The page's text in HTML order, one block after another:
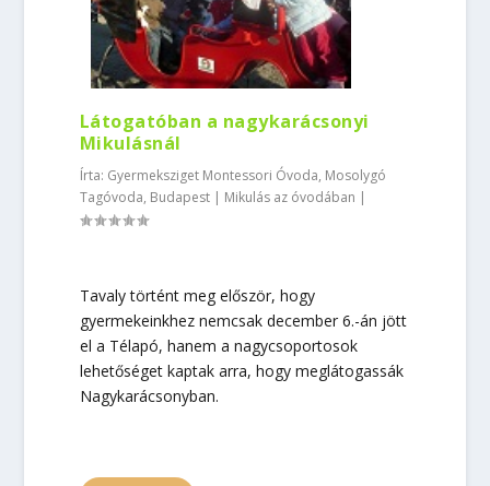
Látogatóban a nagykarácsonyi
Mikulásnál
Írta: Gyermeksziget Montessori Óvoda, Mosolygó
Tagóvoda, Budapest| Mikulás az óvodában |
Tavaly történt meg először, hogy
gyermekeinkhez nemcsak december 6.-án jött
el a Télapó, hanem a nagycsoportosok
lehetőséget kaptak arra, hogy meglátogassák
Nagykarácsonyban.